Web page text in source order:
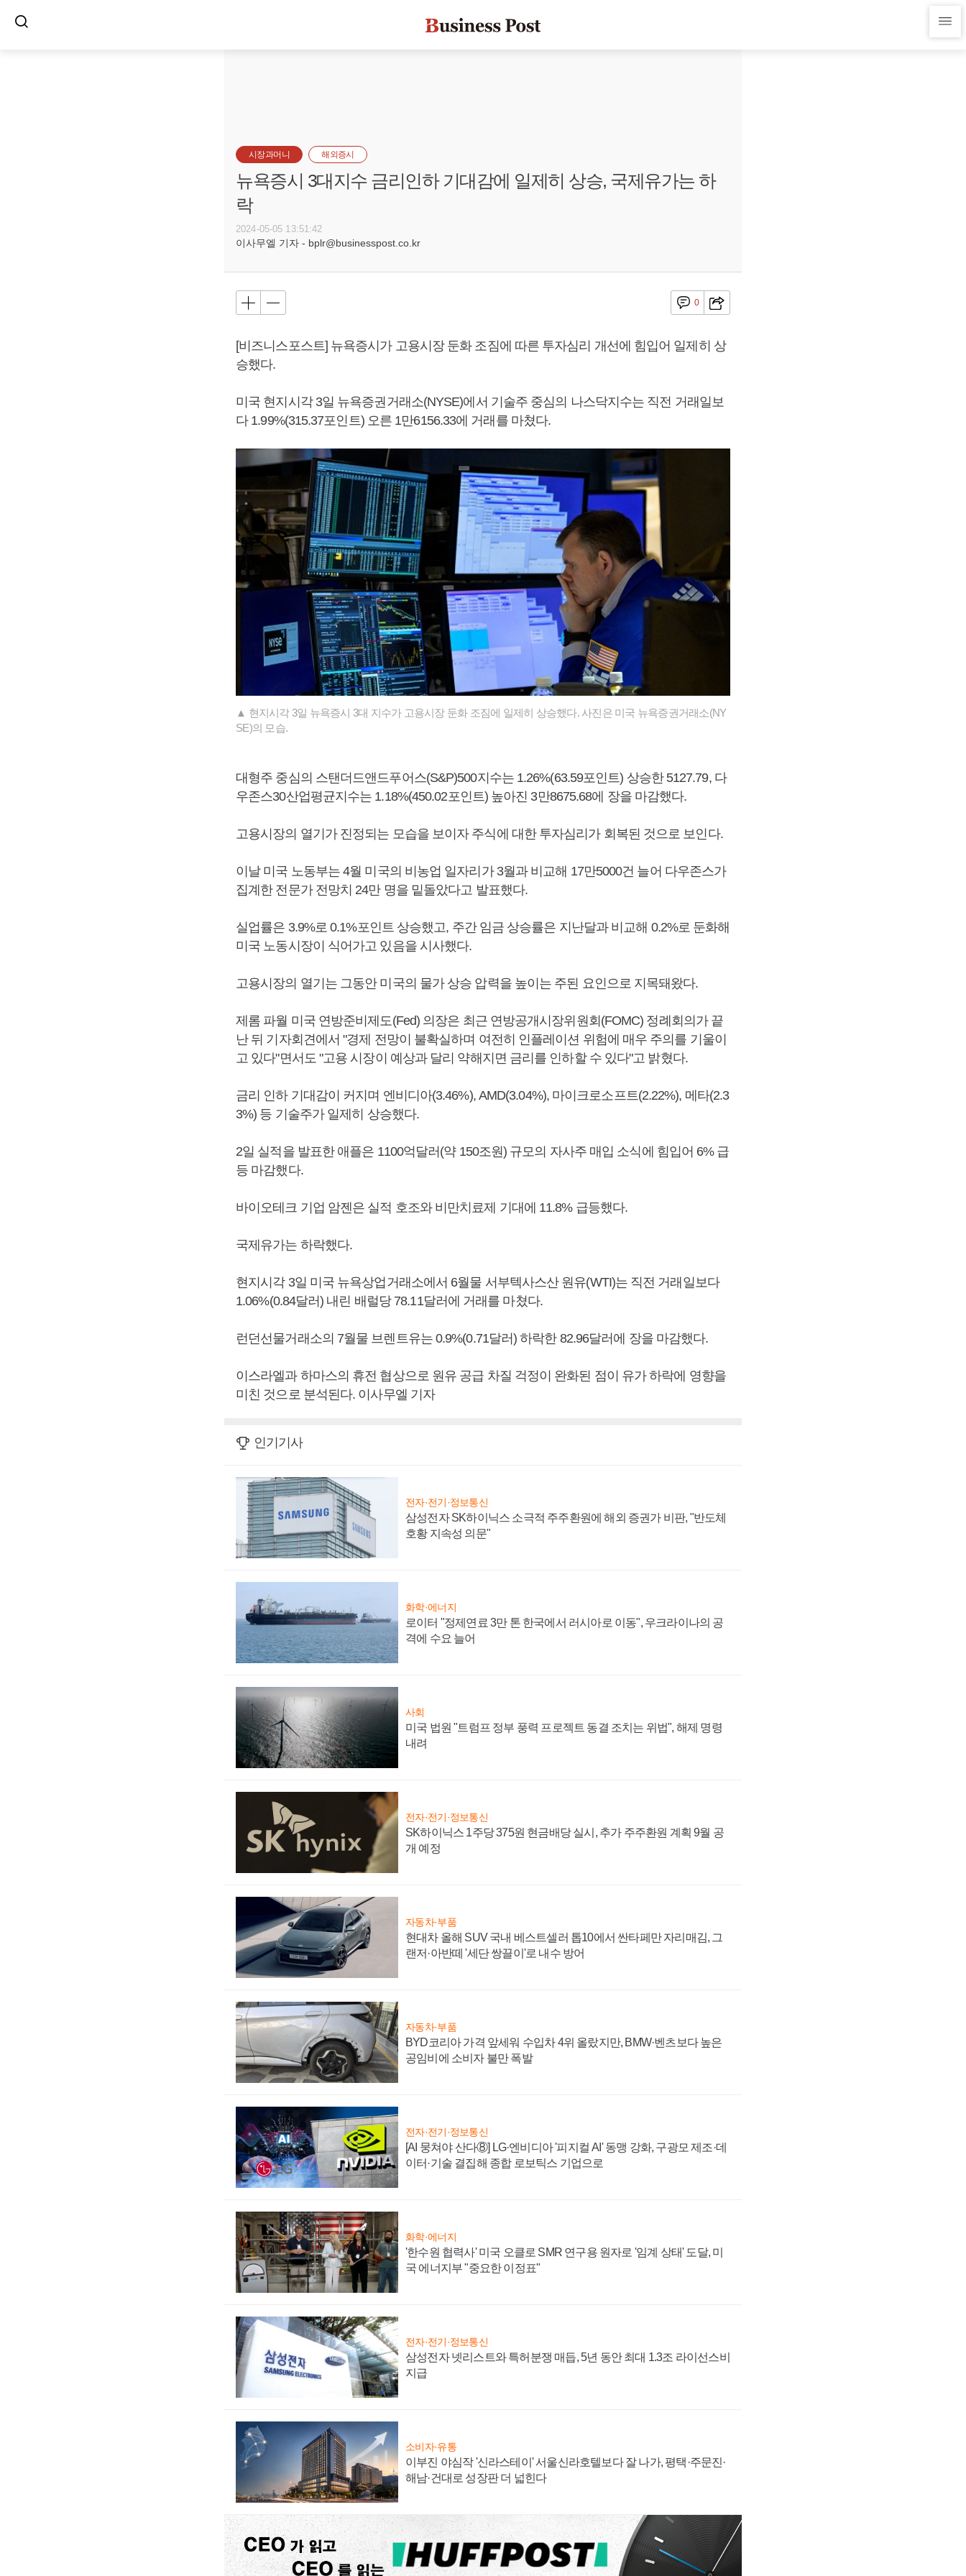
시장과머니 해외증시
뉴욕증시 3대지수 금리인하 기대감에 일제히 상승, 국제유가는 하
락
2024-05-05 13:51:42
이사무엘 기자 - bplr@businesspost.co.kr
0
[비즈니스포스트] 뉴욕증시가 고용시장 둔화 조짐에 따른 투자심리 개선에 힘입어 일제히 상
승했다.
미국 현지시각 3일 뉴욕증권거래소(NYSE)에서 기술주 중심의 나스닥지수는 직전 거래일보
다 1.99%(315.37포인트) 오른 1만6156.33에 거래를 마쳤다.
▲ 현지시각 3일 뉴욕증시 3대 지수가 고용시장 둔화 조짐에 일제히 상승했다. 사진은 미국 뉴욕증권거래소(NY
SE)의 모습.
대형주 중심의 스탠더드앤드푸어스(S&P)500지수는 1.26%(63.59포인트) 상승한 5127.79, 다
우존스30산업평균지수는 1.18%(450.02포인트) 높아진 3만8675.68에 장을 마감했다.
고용시장의 열기가 진정되는 모습을 보이자 주식에 대한 투자심리가 회복된 것으로 보인다.
이날 미국 노동부는 4월 미국의 비농업 일자리가 3월과 비교해 17만5000건 늘어 다우존스가
집계한 전문가 전망치 24만 명을 밑돌았다고 발표했다.
실업률은 3.9%로 0.1%포인트 상승했고, 주간 임금 상승률은 지난달과 비교해 0.2%로 둔화해
미국 노동시장이 식어가고 있음을 시사했다.
고용시장의 열기는 그동안 미국의 물가 상승 압력을 높이는 주된 요인으로 지목돼왔다.
제롬 파월 미국 연방준비제도(Fed) 의장은 최근 연방공개시장위원회(FOMC) 정례회의가 끝
난 뒤 기자회견에서 "경제 전망이 불확실하며 여전히 인플레이션 위험에 매우 주의를 기울이
고 있다"면서도 "고용 시장이 예상과 달리 약해지면 금리를 인하할 수 있다"고 밝혔다.
금리 인하 기대감이 커지며 엔비디아(3.46%), AMD(3.04%), 마이크로소프트(2.22%), 메타(2.3
3%) 등 기술주가 일제히 상승했다.
2일 실적을 발표한 애플은 1100억달러(약 150조원) 규모의 자사주 매입 소식에 힘입어 6% 급
등 마감했다.
바이오테크 기업 암젠은 실적 호조와 비만치료제 기대에 11.8% 급등했다.
국제유가는 하락했다.
현지시각 3일 미국 뉴욕상업거래소에서 6월물 서부텍사스산 원유(WTI)는 직전 거래일보다
1.06%(0.84달러) 내린 배럴당 78.11달러에 거래를 마쳤다.
런던선물거래소의 7월물 브렌트유는 0.9%(0.71달러) 하락한 82.96달러에 장을 마감했다.
이스라엘과 하마스의 휴전 협상으로 원유 공급 차질 걱정이 완화된 점이 유가 하락에 영향을
미친 것으로 분석된다. 이사무엘 기자
인기기사
전자·전기·정보통신
삼성전자 SK하이닉스 소극적 주주환원에 해외 증권가 비판, "반도체
호황 지속성 의문"
화학·에너지
로이터 "정제연료 3만 톤 한국에서 러시아로 이동", 우크라이나의 공
격에 수요 늘어
사회
미국 법원 "트럼프 정부 풍력 프로젝트 동결 조치는 위법", 해제 명령
내려
전자·전기·정보통신
SK하이닉스 1주당 375원 현금배당 실시, 추가 주주환원 계획 9월 공
개 예정
자동차·부품
현대차 올해 SUV 국내 베스트셀러 톱10에서 싼타페만 자리매김, 그
랜저·아반떼 '세단 쌍끌이'로 내수 방어
자동차·부품
BYD코리아 가격 앞세워 수입차 4위 올랐지만, BMW·벤츠보다 높은
공임비에 소비자 불만 폭발
전자·전기·정보통신
[AI 뭉쳐야 산다⑧] LG·엔비디아 '피지컬 AI' 동맹 강화, 구광모 제조·데
이터·기술 결집해 종합 로보틱스 기업으로
화학·에너지
'한수원 협력사' 미국 오클로 SMR 연구용 원자로 '임계 상태' 도달, 미
국 에너지부 "중요한 이정표"
전자·전기·정보통신
삼성전자 넷리스트와 특허분쟁 매듭, 5년 동안 최대 1.3조 라이선스비
지급
소비자·유통
이부진 야심작 '신라스테이' 서울신라호텔보다 잘 나가, 평택·주문진·
해남·건대로 성장판 더 넓힌다